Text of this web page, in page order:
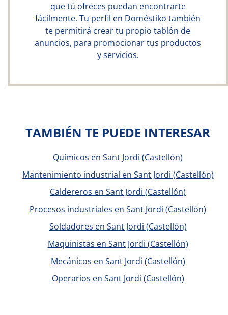
que tú ofreces puedan encontrarte
fácilmente. Tu perfil en Doméstiko también
te permitirá crear tu propio tablón de
anuncios, para promocionar tus productos
y servicios.
TAMBIÉN TE PUEDE INTERESAR
Químicos en Sant Jordi (Castellón)
Mantenimiento industrial en Sant Jordi (Castellón)
Caldereros en Sant Jordi (Castellón)
Procesos industriales en Sant Jordi (Castellón)
Soldadores en Sant Jordi (Castellón)
Maquinistas en Sant Jordi (Castellón)
Mecánicos en Sant Jordi (Castellón)
Operarios en Sant Jordi (Castellón)